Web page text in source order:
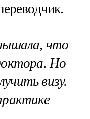
что
Но
визу.